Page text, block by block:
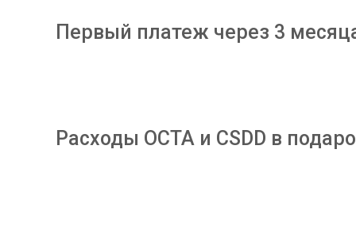
Первый платеж через 3
Расходы OCTA и CSDD в